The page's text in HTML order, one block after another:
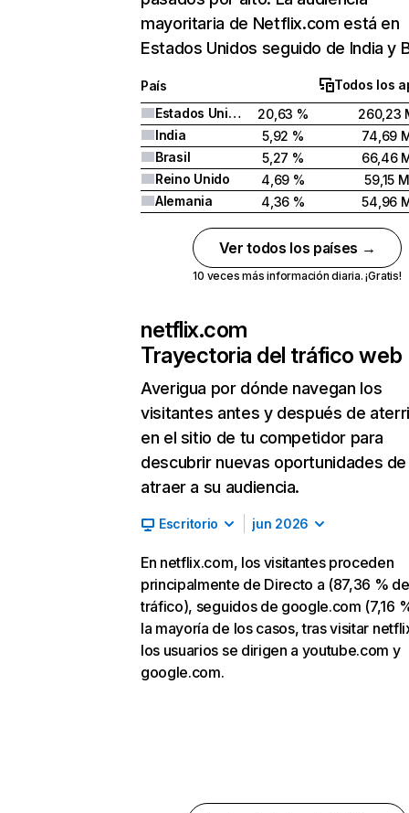
mayoritaria de Netflix.com está en
Estados Unidos seguido de India y
País
Todos los
Estados Unidos
20,63 %
260,23
India
5,92 %
74,69
Brasil
5,27 %
66,46
Reino Unido
4,69 %
59,15 M
Alemania
4,36 % 54,96
Ver todos los países →
10 veces más información diaria. ¡Gratis!
netflix.com
Trayectoria del tráfico web
Averigua por dónde navegan los
visitantes antes y después de
en el sitio de tu competidor para
descubrir nuevas oportunidades de
atraer a su audiencia.
Escritorio jun 2026
En netflix.com, los visitantes proceden
principalmente de Directo a (87,36 % de
tráfico), seguidos de google.com (7,16
la mayoría de los casos, tras visitar
los usuarios se dirigen a youtube.com y
google.com.